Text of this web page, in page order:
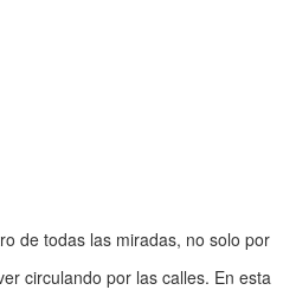
de todas las miradas, no solo por
circulando por las calles. En esta